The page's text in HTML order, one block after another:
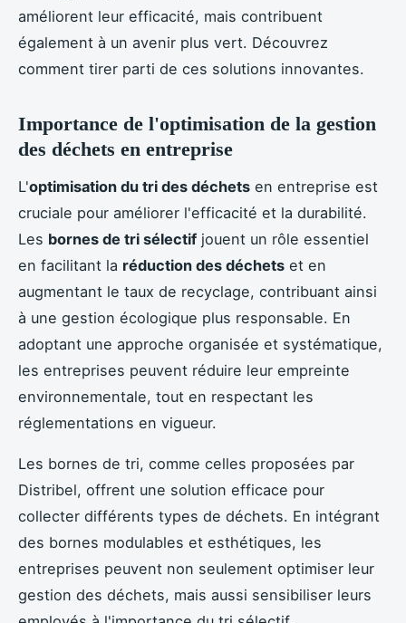
améliorent leur efficacité, mais contribuent
également à un avenir plus vert. Découvrez
comment tirer parti de ces solutions innovantes.
Importance de l'optimisation de la gestion
des déchets en entreprise
L'optimisation du tri des déchets en entreprise est
cruciale pour améliorer l'efficacité et la durabilité.
Les bornes de tri sélectif jouent un rôle essentiel
en facilitant la réduction des déchets et en
augmentant le taux de recyclage, contribuant ainsi
à une gestion écologique plus responsable. En
adoptant une approche organisée et systématique,
les entreprises peuvent réduire leur empreinte
environnementale, tout en respectant les
réglementations en vigueur.
Les bornes de tri, comme celles proposées par
Distribel, offrent une solution efficace pour
collecter différents types de déchets. En intégrant
des bornes modulables et esthétiques, les
entreprises peuvent non seulement optimiser leur
gestion des déchets, mais aussi sensibiliser leurs